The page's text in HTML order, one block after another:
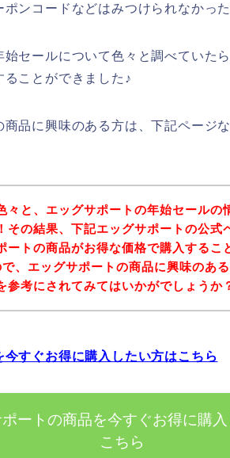
ンコードなどはみつけられなかった
セールについて色々と調べていた
ことができました♪
品に興味のある方は、下記ページ
々と、エッグサポートの年始セールの
その結果、下記エッグサポートの公式
ートの商品がお得な価格で購入するこ
、エッグサポートの商品に興味のあ
参考にされてみてはいかがでしょうか
すぐお得に購入したい方はこちら
ートの商品を今すぐお得に購
こちら